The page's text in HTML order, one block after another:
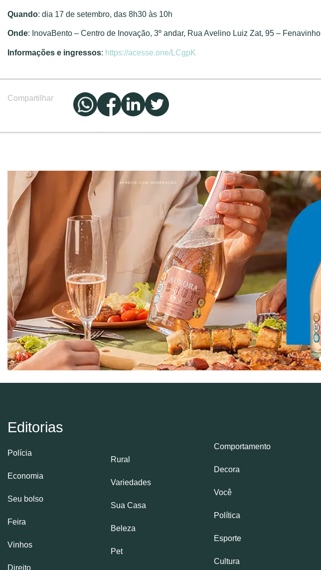
Quando: dia 17 de setembro, das 8h30 às 10h
Onde: InovaBento – Centro de Inovação, 3º andar, Rua Avelino Luiz Zat, 95 – Fenavinho
Informações e ingressos: https://acesse.one/LCgpK
Compartilhar
Editorias
Polícia
Economia
Seu bolso
Feira
Vinhos
Direito
Rural
Variedades
Sua Casa
Beleza
Pet
Comportamento
Decora
Você
Política
Esporte
Cultura